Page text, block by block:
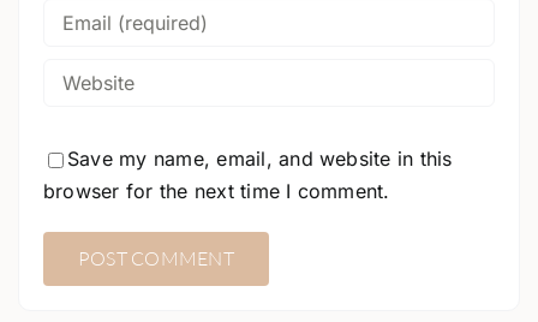
Save my name, email, and website in this
browser for the next time I comment.